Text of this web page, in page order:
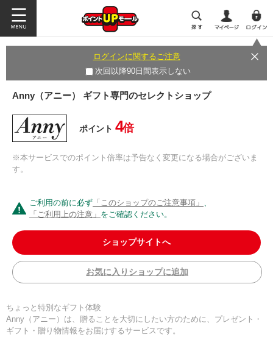
ログインに関するご注意
次回以降90日間表示しない
Anny（アニー） ギフト専門のセレクトショップ
ポイント 4倍
※本サービスでのポイント倍率は予告なく変更になる場合がございま
す。
ご利用の前に必ず 「このショップのご注意事項」 、
「ご利用上の注意」 をご確認ください。
ショップサイトへ
お気に入りショップに追加
ちょっと特別なギフト体験
Anny（アニー）は、贈ることを大切にしたい方のために、プレゼント・
ギフト・贈り物情報をお届けするサービスです。